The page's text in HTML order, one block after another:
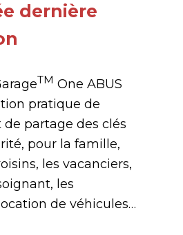
dernière
TM One ABUS
pratique de
partage des clés
pour la famille,
les vacanciers,
les
de véhicules…